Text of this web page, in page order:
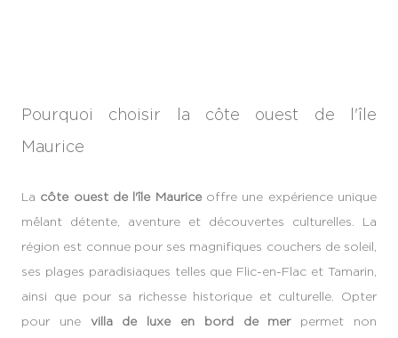
Pourquoi choisir la côte ouest de l'île
Maurice
La côte ouest de l'île Mauriceoffre une expérience unique
mêlant détente, aventure et découvertes culturelles. La
région est connue pour ses magnifiques couchers de soleil,
ses plages paradisiaques telles que Flic-en-Flac et Tamarin,
ainsi que pour sa richesse historique et culturelle. Opter
pour une villa de luxe en bord de merpermet non